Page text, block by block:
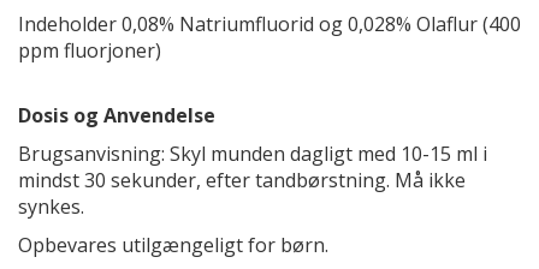
Indeholder 0,08% Natriumfluorid og 0,028% Olaflur (400
ppm fluorjoner)
Dosis og Anvendelse
Brugsanvisning: Skyl munden dagligt med 10-15 ml i
mindst 30 sekunder, efter tandbørstning. Må ikke
synkes.
Opbevares utilgængeligt for børn.